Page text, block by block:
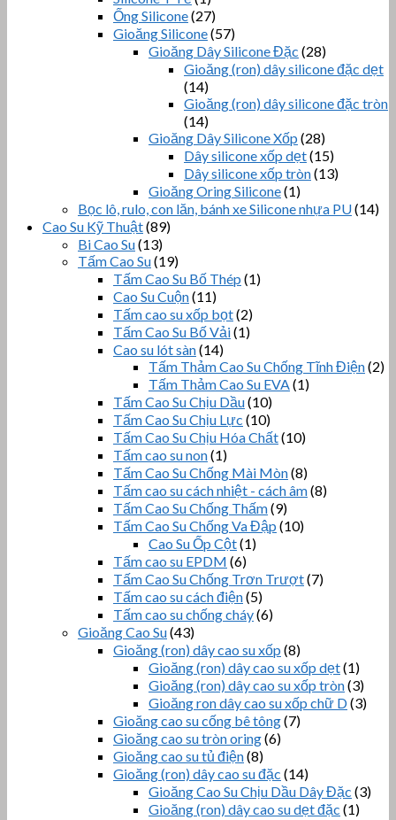
Ống Silicone(27)
Gioăng Silicone(57)
Gioăng Dây Silicone Đặc (28)
Gioăng (ron) dây silicone đặc dẹt
(14)
Gioăng (ron) dây silicone đặc tròn
(14)
Gioăng Dây Silicone Xốp (28)
Dây silicone xốp dẹt(15)
Dây silicone xốp tròn(13)
Gioăng Oring Silicone(1)
Bọc lô, rulo, con lăn, bánh xe Silicone nhựa PU(14)
Cao Su Kỹ Thuật(89)
Bi Cao Su(13)
Tấm Cao Su(19)
Tấm Cao Su Bố Thép (1)
Cao Su Cuộn(11)
Tấm cao su xốp bọt(2)
Tấm Cao Su Bố Vải(1)
Cao su lót sàn(14)
Tấm Thảm Cao Su Chống Tĩnh Điện(2)
Tấm Thảm Cao Su EVA(1)
Tấm Cao Su Chịu Dầu(10)
Tấm Cao Su Chịu Lực (10)
Tấm Cao Su Chịu Hóa Chất(10)
Tấm cao su non(1)
Tấm Cao Su Chống Mài Mòn(8)
Tấm cao su cách nhiệt - cách âm(8)
Tấm Cao Su Chống Thấm(9)
Tấm Cao Su Chống Va Đập (10)
Cao Su Ốp Cột(1)
Tấm cao su EPDM (6)
Tấm Cao Su Chống Trơn Trượt(7)
Tấm cao su cách điện(5)
Tấm cao su chống cháy(6)
Gioăng Cao Su(43)
Gioăng (ron) dây cao su xốp (8)
Gioăng (ron) dây cao su xốp dẹt(1)
Gioăng (ron) dây cao su xốp tròn(3)
Gioăng ron dây cao su xốp chữ D(3)
Gioăng cao su cống bê tông(7)
Gioăng cao su tròn oring(6)
Gioăng cao su tủ điện(8)
Gioăng (ron) dây cao su đặc (14)
Gioăng Cao Su Chịu Dầu Dây Đặc (3)
Gioăng (ron) dây cao su dẹt đặc (1)